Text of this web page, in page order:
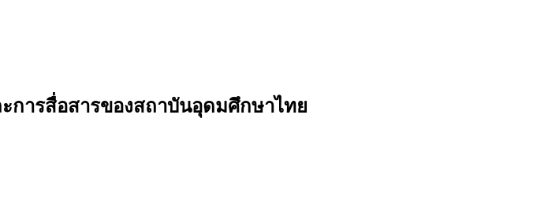
การสื่อสารของสถาบันอุดมศึกษาไทย